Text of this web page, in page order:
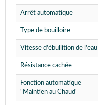
Arrêt automatique
Type de bouilloire
Vitesse d'ébullition de l'eau
Résistance cachée
Fonction automatique
"Maintien au Chaud"